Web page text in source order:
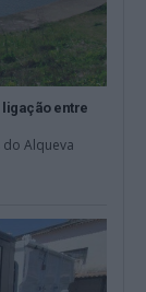
ligação entre
Alqueva